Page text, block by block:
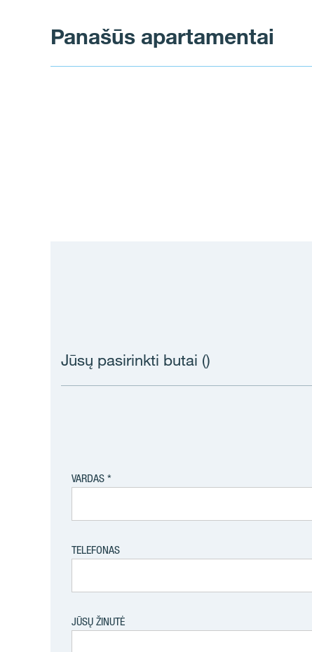
Panašūs apartamentai
Jūsų pasirinkti butai ()
VARDAS
TELEFONAS
JŪSŲ ŽINUTĖ